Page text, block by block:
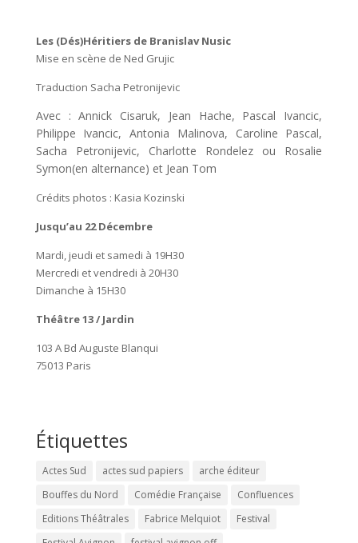
Les (Dés)Héritiers de Branislav Nusic
Mise en scène de Ned Grujic
Traduction Sacha Petronijevic
Avec : Annick Cisaruk, Jean Hache, Pascal Ivancic,
Philippe Ivancic, Antonia Malinova, Caroline Pascal,
Sacha Petronijevic, Charlotte Rondelez ou Rosalie
Symon(en alternance) et Jean Tom
Crédits photos : Kasia Kozinski
Jusqu’au 22 Décembre
Mardi, jeudi et samedi à 19H30
Mercredi et vendredi à 20H30
Dimanche à 15H30
Théâtre 13 / Jardin
103 A Bd Auguste Blanqui
75013 Paris
Étiquettes
Actes Sud actes sud papiers
arche éditeur
Bouffes du Nord
Comédie Française
Confluences
Editions Théâtrales
Fabrice Melquiot
Festival